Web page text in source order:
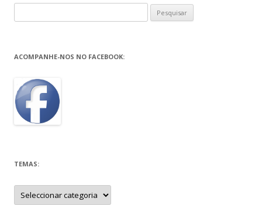
por:
ACOMPANHE-NOS NO FACEBOOK:
TEMAS:
Temas: